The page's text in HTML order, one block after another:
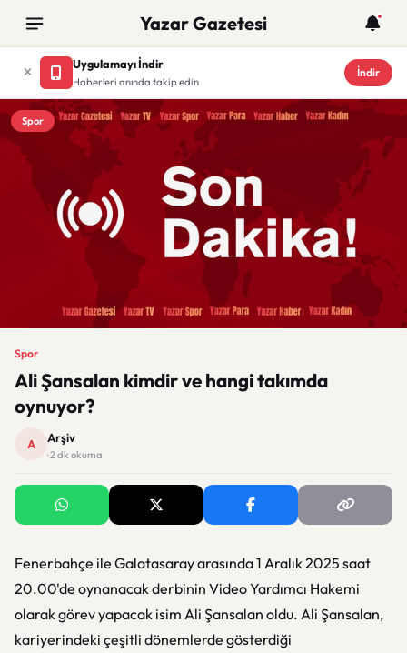
Yazar Gazetesi
Uygulamayı İndir
Haberleri anında takip edin
İndir
Spor
Spor
Ali Şansalan kimdir ve hangi takımda
oynuyor?
A Arşiv
· 2 dk okuma
Fenerbahçe ile Galatasaray arasında 1 Aralık 2025 saat
20.00'de oynanacak derbinin Video Yardımcı Hakemi
olarak görev yapacak isim Ali Şansalan oldu. Ali Şansalan,
kariyerindeki çeşitli dönemlerde gösterdiği